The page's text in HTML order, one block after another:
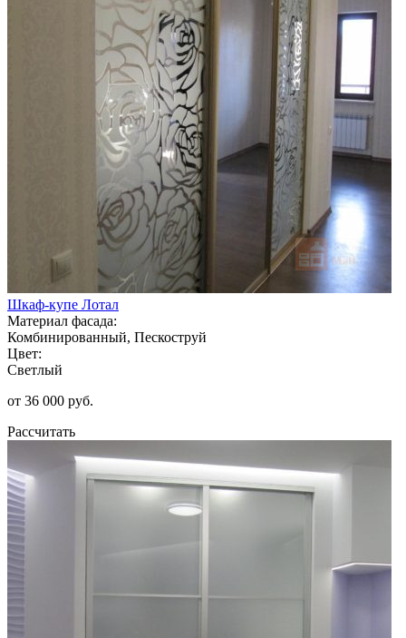
Шкаф-купе Лотал
Материал фасада:
Комбинированный, Пескоструй
Цвет:
Светлый
от 36 000 руб.
Рассчитать